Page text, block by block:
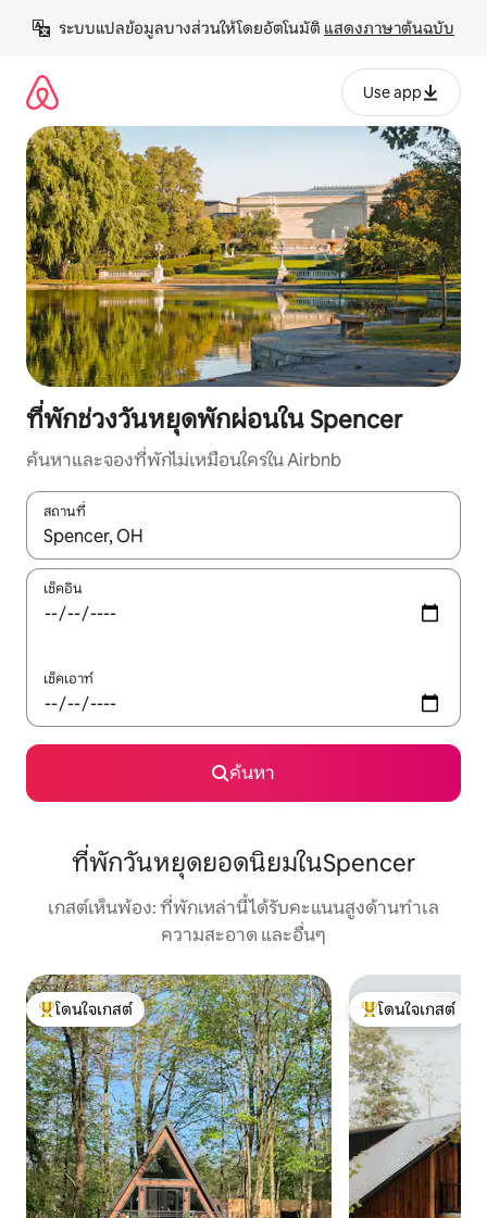
เนื้อหา
ระบบแปลข้อมูลบางส่วนให้โดยอัตโนมัติ แสดงภาษาต้นฉบับ
Use app
ที่พักช่วงวันหยุดพักผ่อนใน Spencer
ค้นหาและจองที่พักไม่เหมือนใครใน Airbnb
สถานที่
ใช้ลูกศรขึ้นลง หรือใช้การสัมผัสหรือปัด เพื่อสำรวจผลการค้นหา
เช็คอิน
เช็คเอาท์
ค้นหา
ที่พักวันหยุดยอดนิยมในSpencer
เกสต์เห็นพ้อง: ที่พักเหล่านี้ได้รับคะแนนสูงด้านทำเล
ความสะอาด และอื่นๆ
โดนใจเกสต์ที่สุด
โดนใจเกสต์
โดนใจเกสต์ที่สุด
โดนใจเกสต์